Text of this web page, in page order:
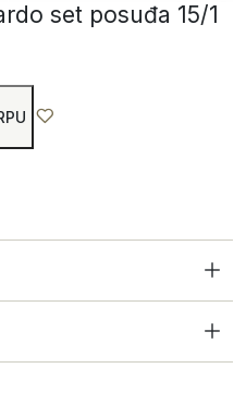
set posuđa 15/1